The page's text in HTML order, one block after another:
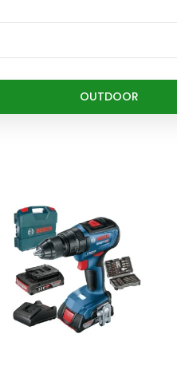
OUTDOOR